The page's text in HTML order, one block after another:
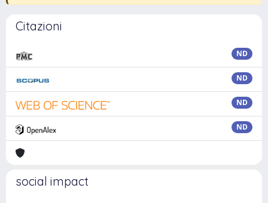
Citazioni
ND
ND
ND
ND
social impact